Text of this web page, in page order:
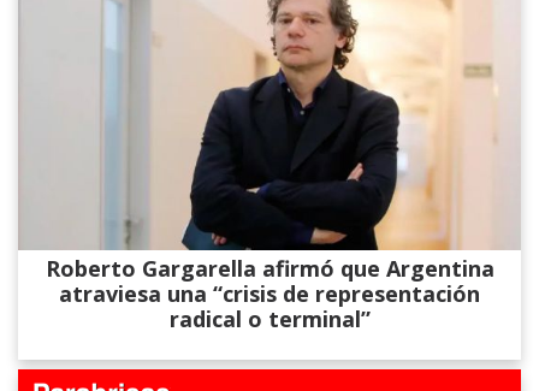
Roberto Gargarella afirmó que Argentina
atraviesa una “crisis de representación
radical o terminal”